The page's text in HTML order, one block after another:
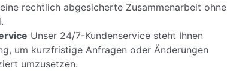
rechtlich abgesicherte Zusammenarbeit ohne
Unser 24/7-Kundenservice steht Ihnen
um kurzfristige Anfragen oder Änderungen
umzusetzen.